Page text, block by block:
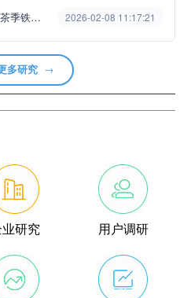
铝箔袋包装35%占比春茶季铁观音保鲜首选——尚普咨询集团行业观察 2026-02-08 11:17:21
多研究 →
研究 用户调研